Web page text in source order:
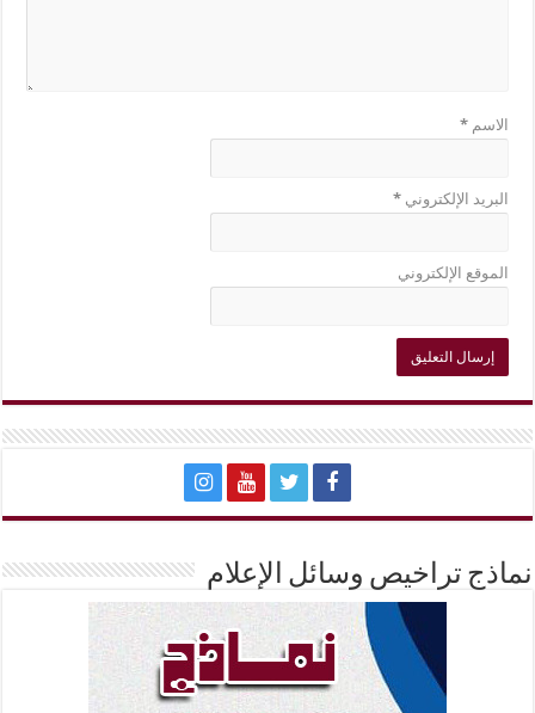
الاسم*
البريد الإلكتروني*
الموقع الإلكتروني
نماذج تراخيص وسائل الإعلام